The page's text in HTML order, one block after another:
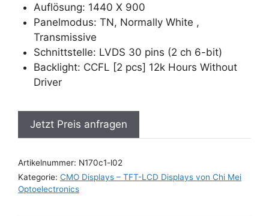
Auflösung: 1440 X 900
Panelmodus: TN, Normally White ,
Transmissive
Schnittstelle: LVDS 30 pins (2 ch 6-bit)
Backlight: CCFL [2 pcs] 12k Hours Without
Driver
Jetzt Preis anfragen
Artikelnummer: N170c1-l02
Kategorie: CMO Displays – TFT-LCD Displays von Chi Mei
Optoelectronics